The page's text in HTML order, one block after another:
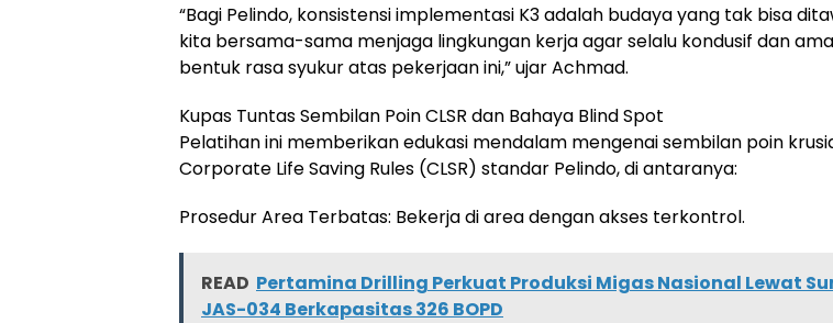
“Bagi Pelindo, konsistensi implementasi K3 adalah budaya yang tak bisa
kita bersama-sama menjaga lingkungan kerja agar selalu kondusif dan
bentuk rasa syukur atas pekerjaan ini,” ujar Achmad.
Kupas Tuntas Sembilan Poin CLSR dan Bahaya Blind Spot
Pelatihan ini memberikan edukasi mendalam mengenai sembilan poin
Corporate Life Saving Rules (CLSR) standar Pelindo, di antaranya:
Prosedur Area Terbatas: Bekerja di area dengan akses terkontrol.
READ Pertamina Drilling Perkuat Produksi Migas Nasional Lewat
JAS-034 Berkapasitas 326 BOPD